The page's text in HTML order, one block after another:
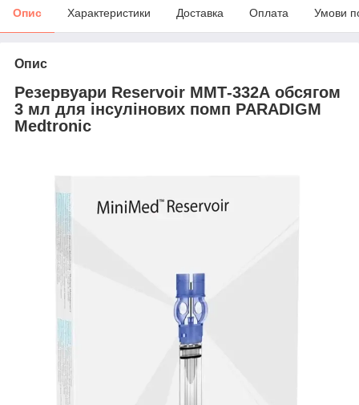
Опис Характеристики Доставка Оплата Умови
Опис
Резервуари Reservoir ММТ-332А обсягом
3 мл для інсулінових помп PARADIGM
Medtronic